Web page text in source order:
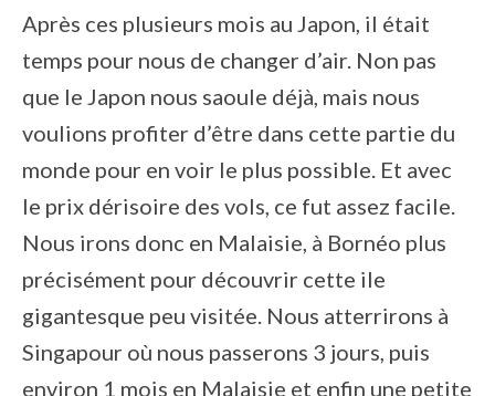
Après ces plusieurs mois au Japon, il était
temps pour nous de changer d’air. Non pas
que le Japon nous saoule déjà, mais nous
voulions profiter d’être dans cette partie du
monde pour en voir le plus possible. Et avec
le prix dérisoire des vols, ce fut assez facile.
Nous irons donc en Malaisie, à Bornéo plus
précisément pour découvrir cette ile
gigantesque peu visitée. Nous atterrirons à
Singapour où nous passerons 3 jours, puis
environ 1 mois en Malaisie et enfin une petite